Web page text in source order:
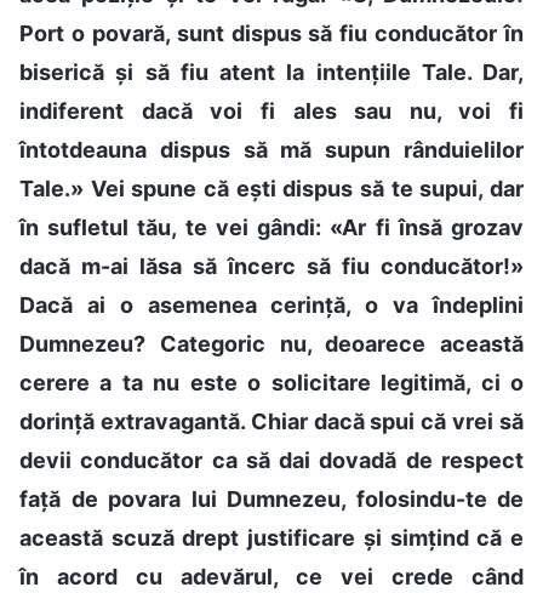
Port o povară, sunt dispus să fiu conducător în
biserică și să fiu atent la intențiile Tale. Dar,
indiferent dacă voi fi ales sau nu, voi fi
întotdeauna dispus să mă supun rânduielilor
Tale.» Vei spune că ești dispus să te supui, dar
în sufletul tău, te vei gândi: «Ar fi însă grozav
dacă m-ai lăsa să încerc să fiu conducător!»
Dacă ai o asemenea cerință, o va îndeplini
Dumnezeu? Categoric nu, deoarece această
cerere a ta nu este o solicitare legitimă, ci o
dorință extravagantă. Chiar dacă spui că vrei să
devii conducător ca să dai dovadă de respect
față de povara lui Dumnezeu, folosindu-te de
această scuză drept justificare și simțind că e
în acord cu adevărul, ce vei crede când